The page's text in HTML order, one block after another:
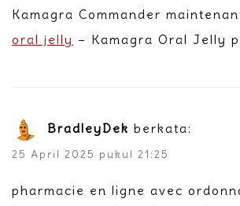
Kamagra Commander
oral jelly – Kamagra Oral Jelly
BradleyDek berkata:
25 April 2025 pukul 21:25
pharmacie en ligne avec